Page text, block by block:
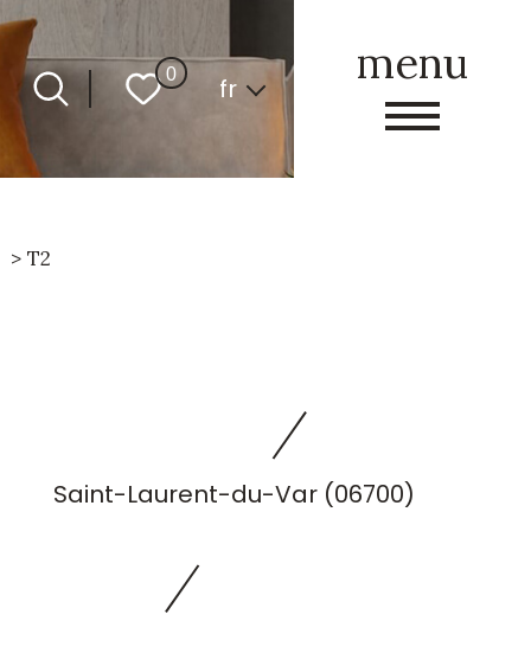
menu
0 Langue
fr
T2
Saint-Laurent-du-Var (06700)